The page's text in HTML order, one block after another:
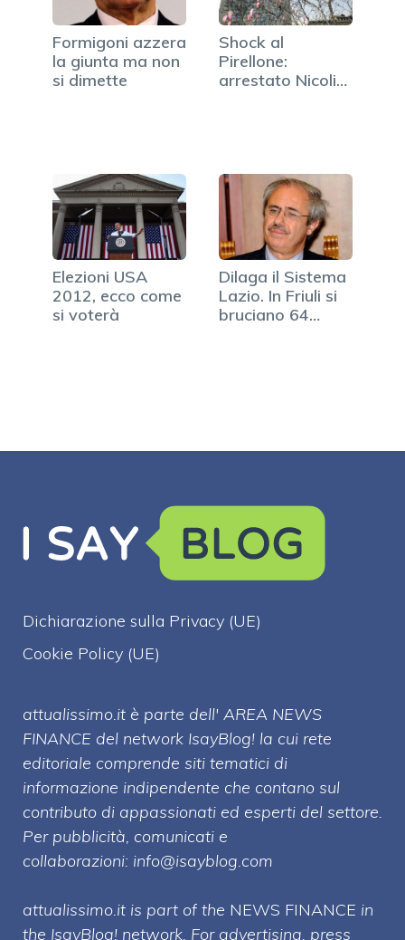
Formigoni azzera
la giunta ma non
si dimette
Shock al
Pirellone:
arrestato Nicoli
Elezioni USA
2012, ecco come
si voterà
Dilaga il Sistema
Lazio. In Friuli si
bruciano 64…
Dichiarazione sulla Privacy (UE)
Cookie Policy (UE)
attualissimo.it è parte dell' AREA NEWS
FINANCE del network IsayBlog! la cui rete
editoriale comprende siti tematici di
informazione indipendente che contano sul
contributo di appassionati ed esperti del settore.
Per pubblicità, comunicati e
collaborazioni: info@isayblog.com
attualissimo.it is part of the NEWS FINANCE in
the IsayBlog! network. For advertising, press